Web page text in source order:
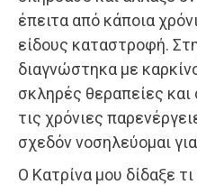
έπειτα από κάποια
είδους καταστροφή.
διαγνώστηκα με
σκληρές θεραπείες
τις χρόνιες
σχεδόν νοσηλεύομαι
Ο Κατρίνα μου δίδαξε